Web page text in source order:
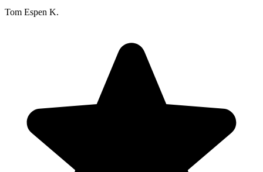
Tom Espen K.